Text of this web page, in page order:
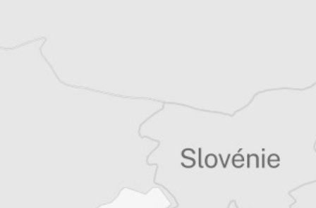
Bretagne et les Balkans. Il est l’auteur d’une
quinzaine de livres sur la région, essais ou
Tous nos articles de IWPR